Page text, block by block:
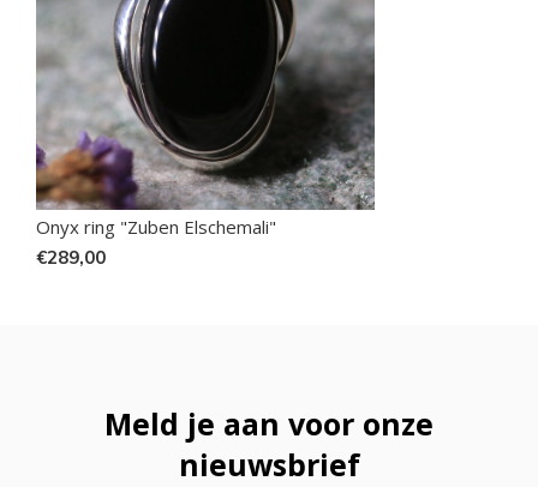
Onyx ring "Zuben Elschemali"
€289,00
Meld je aan voor onze
nieuwsbrief